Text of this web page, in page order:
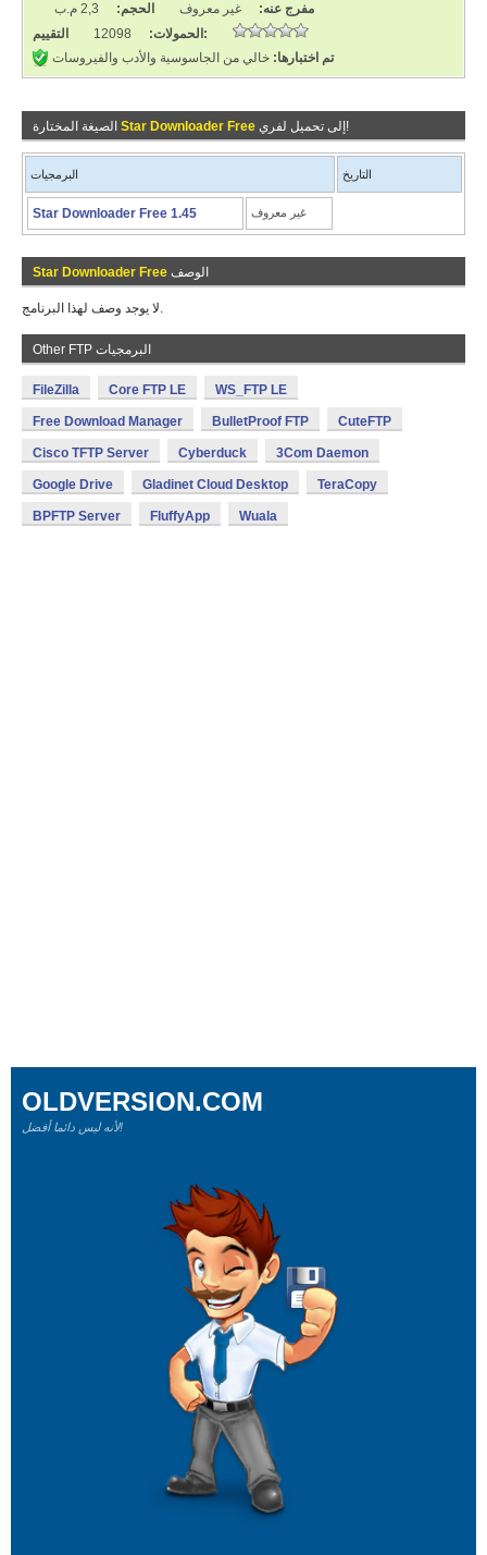
مفرج عنه: غير معروف الحجم:
2,3 م.ب
الحمولات:
12098
التقييم:
تم اختبارها: خالي من الجاسوسية والأدب والفيروسات
Star Downloader Free إلى تحميل لفري!
البرمجيات التاريخ
Star Downloader Free 1.45 غير معروف
Star Downloader Free الوصف
لا يوجد وصف لهذا البرنامج.
Other FTP البرمجيات
FileZilla Core FTP LE WS_FTP LE
Free Download Manager BulletProof FTP CuteFTP
Cisco TFTP Server Cyberduck 3Com Daemon
Google Drive Gladinet Cloud Desktop TeraCopy
BPFTP Server FluffyApp Wuala
OLDVERSION.COM
لأنه ليس دائما أفضل!